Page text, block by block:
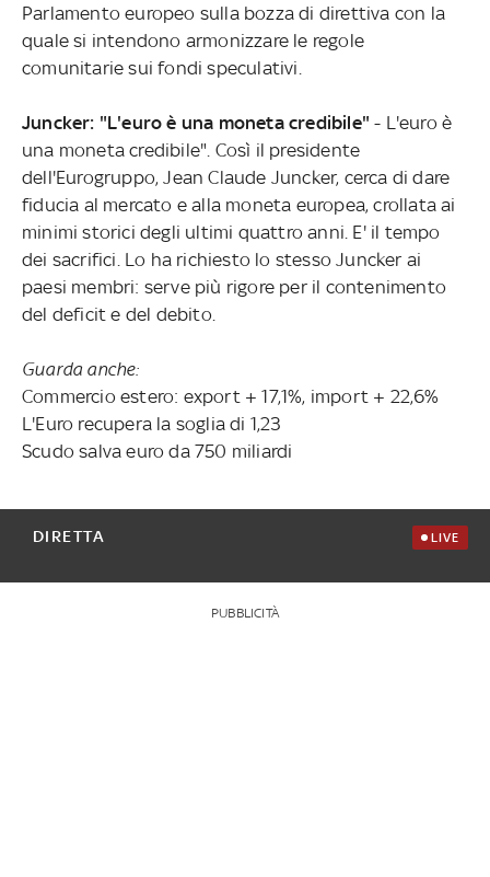
Parlamento europeo sulla bozza di direttiva con la
quale si intendono armonizzare le regole
comunitarie sui fondi speculativi.
Juncker: "L'euro è una moneta credibile" - L'euro è
una moneta credibile". Così il presidente
dell'Eurogruppo, Jean Claude Juncker, cerca di dare
fiducia al mercato e alla moneta europea, crollata ai
minimi storici degli ultimi quattro anni. E' il tempo
dei sacrifici. Lo ha richiesto lo stesso Juncker ai
paesi membri: serve più rigore per il contenimento
del deficit e del debito.
Guarda anche:
Commercio estero: export + 17,1%, import + 22,6%
L'Euro recupera la soglia di 1,23
Scudo salva euro da 750 miliardi
DIRETTA LIVE
PUBBLICITÀ